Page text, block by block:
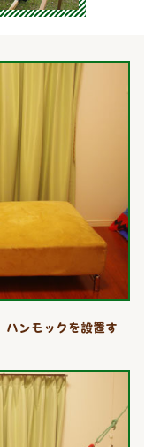
ハンモックを設置す